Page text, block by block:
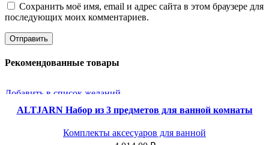
Сохранить моё имя, email и адрес сайта в этом браузере для
последующих моих комментариев.
Рекомендованные товары
Добавить в список желаний
ALTJARN Набор из 3 предметов для ванной комнаты
Комплекты аксесуаров для ванной